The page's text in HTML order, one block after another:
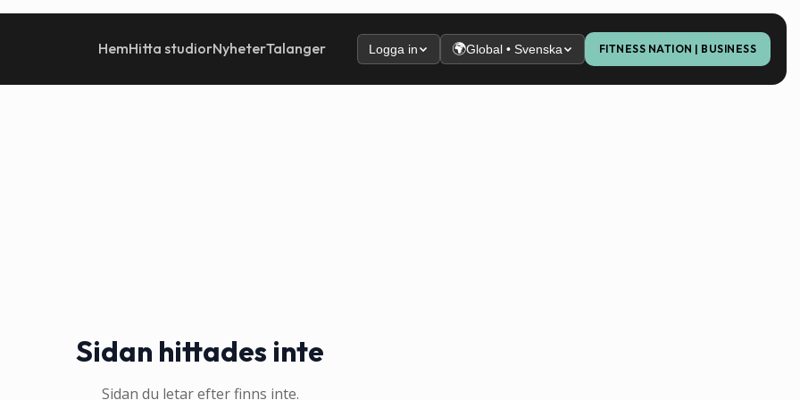
HemHitta studiorNyheterTalanger Logga in 🌍Global • Svenska FITNESS NATION | BUSINESS
Sidan hittades inte
Sidan du letar efter finns inte.